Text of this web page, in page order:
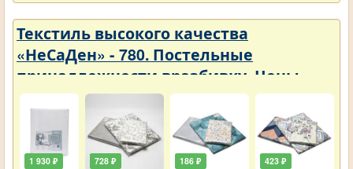
Текстиль высокого качества
«НеСаДен» - 780. Постельные
принадлежности вразбивку. Цены
упали
1 930 ₽ 728 ₽ 186 ₽ 423 ₽